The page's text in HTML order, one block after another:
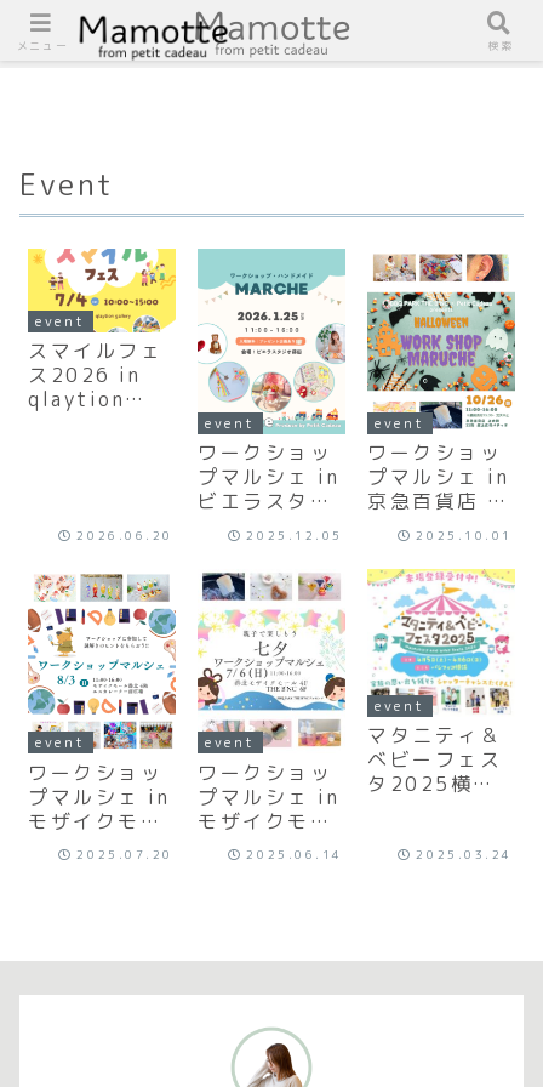
Event
event
スマイルフェ
ス2026 in
qlaytion
2026.06.20
event
ワークショッ
プマルシェ in
ビエラスタジ
オ蒔田2025.12.05
event
ワークショッ
プマルシェ in
京急百貨店 上
大岡 2025.10.01
event
ワークショッ
プマルシェ in
モザイクモー
ル港北②2025.07.20
event
ワークショッ
プマルシェ in
モザイクモー
ル港北2025.06.14
event
マタニティ＆
ベビーフェス
タ2025横
2025.03.24
メニュー 検索